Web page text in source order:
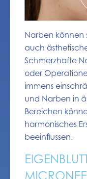
Narben können
auch
Schmerzhafte
oder
immens
und Narben in
Bereichen
harmonisches
beeinflussen.